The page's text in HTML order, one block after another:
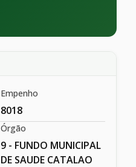
Empenho
8018
Órgão
9 - FUNDO MUNICIPAL
DE SAUDE CATALAO